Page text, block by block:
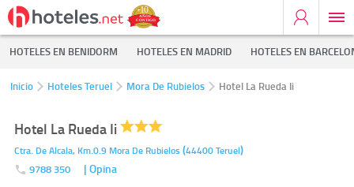
HOTELES EN BENIDORM HOTELES EN MADRID HOTELES EN
Inicio Hoteles Teruel Mora De Rubielos Hotel La Rueda Ii
Hotel La Rueda Ii
Ctra. De Alcala, Km.0.9 Mora De Rubielos (44400Teruel)
9788 350 | Opina